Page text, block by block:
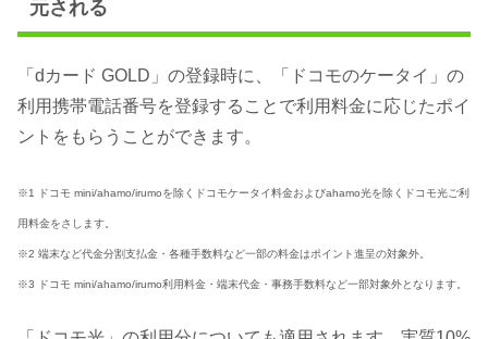
元される
「dカード GOLD」の登録時に、「ドコモのケータイ」の
利用携帯電話番号を登録することで利用料金に応じたポイ
ントをもらうことができます。
※1 ドコモ mini/ahamo/irumoを除くドコモケータイ料金およびahamo光を除くドコモ光ご利
用料金をさします。
※2 端末など代金分割支払金・各種手数料など一部の料金はポイント進呈の対象外。
※3 ドコモ mini/ahamo/irumo利用料金・端末代金・事務手数料など一部対象外となります。